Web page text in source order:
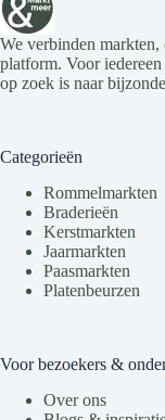
We verbinden markten,
platform. Voor
op zoek is naar
Categorieën
Rommelmarkten
Braderieën
Kerstmarkten
Jaarmarkten
Paasmarkten
Platenbeurzen
Voor bezoekers &
Over ons